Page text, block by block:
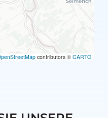
contributors © CARTO